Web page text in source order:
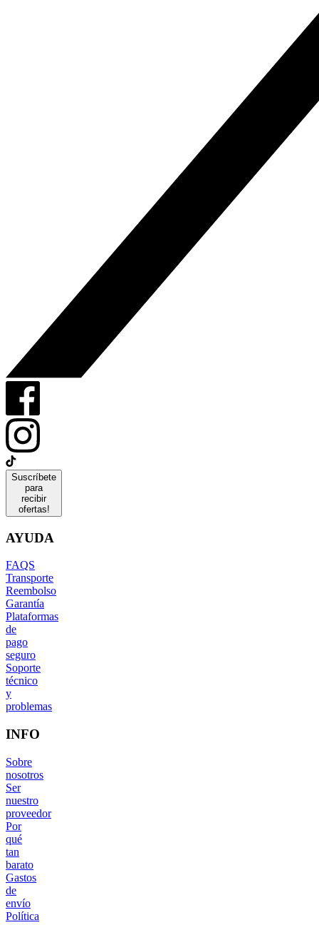
Suscríbete
para
recibir
ofertas!
AYUDA
FAQS
Transporte
Reembolso
Garantía
Plataformas
de
pago
seguro
Soporte
técnico
y
problemas
INFO
Sobre
nosotros
Ser
nuestro
proveedor
Por
qué
tan
barato
Gastos
de
envío
Política